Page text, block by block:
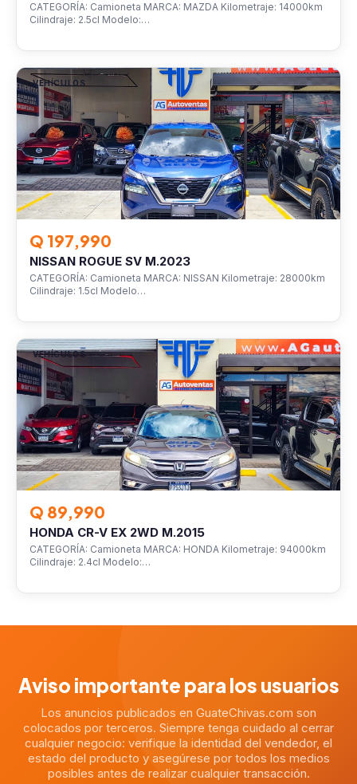
CATEGORÍA: Camioneta MARCA: MAZDA Kilometraje: 14000km
Cilindraje: 2.5cl Modelo:…
VEHÍCULOS
Q 197,990
NISSAN ROGUE SV M.2023
CATEGORÍA: Camioneta MARCA: NISSAN Kilometraje: 28000km
Cilindraje: 1.5cl Modelo…
VEHÍCULOS
Q 89,990
HONDA CR-V EX 2WD M.2015
CATEGORÍA: Camioneta MARCA: HONDA Kilometraje: 94000km
Cilindraje: 2.4cl Modelo:…
Aviso importante para los usuarios
Los anuncios publicados en GuateChivas.com son
colocados por terceros. Siempre tenga cuidado al cerrar
cualquier negocio: verifique la identidad del vendedor, el
estado del producto y asegúrese por todos los medios
posibles antes de realizar cualquier transacción.